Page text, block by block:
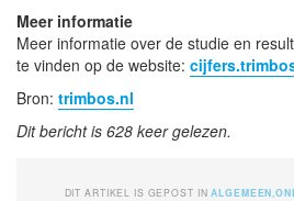
Meer informatie
Meer informatie over de studie en
te vinden op de website:
Bron: trimbos.nl
Dit bericht is 628 keer gelezen.
DIT ARTIKEL IS GEPOST INALGEMEEN ,